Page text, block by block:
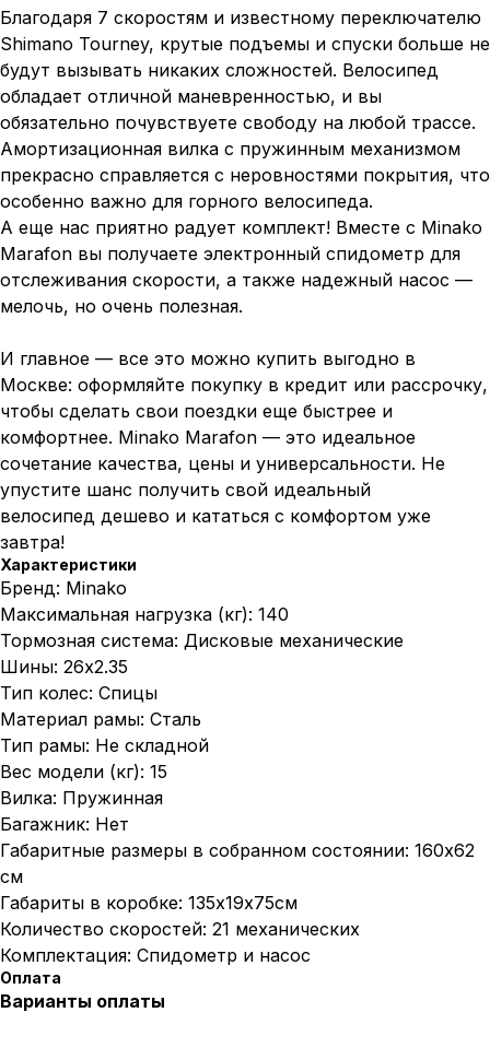
Благодаря 7 скоростям и известному переключателю
Shimano Tourney, крутые подъемы и спуски больше не
будут вызывать никаких сложностей. Велосипед
обладает отличной маневренностью, и вы
обязательно почувствуете свободу на любой трассе.
Амортизационная вилка с пружинным механизмом
прекрасно справляется с неровностями покрытия, что
особенно важно для горного велосипеда.
А еще нас приятно радует комплект! Вместе с Minako
Marafon вы получаете электронный спидометр для
отслеживания скорости, а также надежный насос —
мелочь, но очень полезная.
И главное — все это можно купить выгодно в
Москве: оформляйте покупку в кредит или рассрочку,
чтобы сделать свои поездки еще быстрее и
комфортнее. Minako Marafon — это идеальное
сочетание качества, цены и универсальности. Не
упустите шанс получить свой идеальный
велосипед дешево и кататься с комфортом уже
завтра!
Характеристики
Бренд: Minako
Максимальная нагрузка (кг): 140
Тормозная система: Дисковые механические
Шины: 26х2.35
Тип колес: Спицы
Материал рамы: Сталь
Тип рамы: Не складной
Вес модели (кг): 15
Вилка: Пружинная
Багажник: Нет
Габаритные размеры в собранном состоянии: 160х62
см
Габариты в коробке: 135х19х75см
Количество скоростей: 21 механических
Комплектация: Спидометр и насос
Оплата
Варианты оплаты